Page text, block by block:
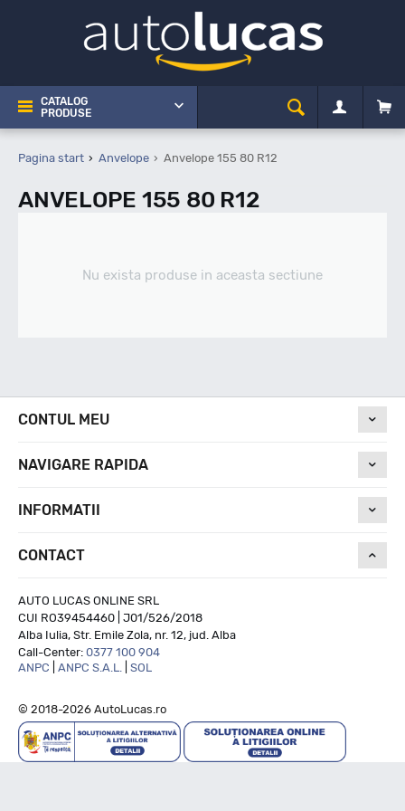
CATALOG
PRODUSE
Pagina start Anvelope Anvelope 155 80 R12
ANVELOPE 155 80 R12
Nu exista produse in aceasta sectiune
CONTUL MEU
NAVIGARE RAPIDA
INFORMATII
CONTACT
AUTO LUCAS ONLINE SRL
CUI RO39454460 | J01/526/2018
Alba Iulia, Str. Emile Zola, nr. 12, jud. Alba
Call-Center: 0377 100 904
ANPC
ANPC S.A.L. SOL
© 2018-2026 AutoLucas.ro